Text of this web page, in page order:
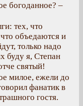
богоданное? –
тех, что
объедаются и
только надо
буду я, Степан
святый!
милое, ежели до
фанатик в
гостя.